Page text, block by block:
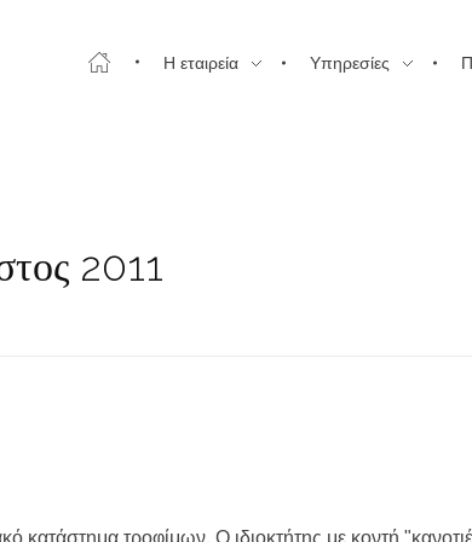
Η εταιρεία Υπηρεσίες
2011
κατάστημα τροφίμων. Ο ιδιοκτήτης με κοντή